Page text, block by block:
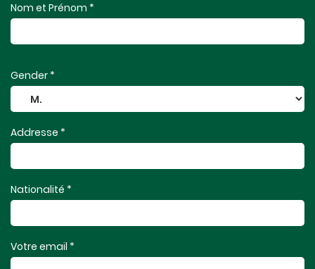
Nom et Prénom *
Gender *
Addresse *
Nationalité *
Votre email *